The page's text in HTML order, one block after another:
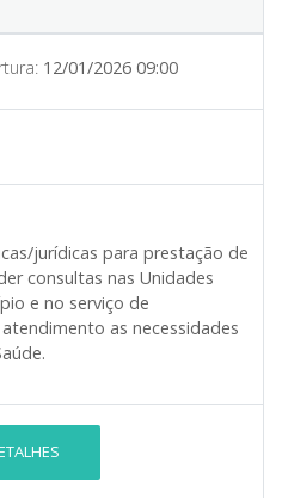
12/01/2026 09:00
jurídicas para prestação de
consultas nas Unidades
e no serviço de
as necessidades